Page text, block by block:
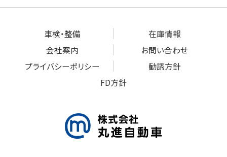
車検・整備
在庫情報
会社案内
お問い合わせ
プライバシーポリシー
勧誘方針
FD方針